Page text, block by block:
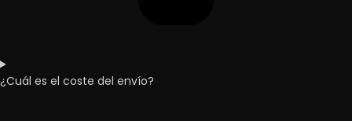
¿Cuál es el coste del envío?